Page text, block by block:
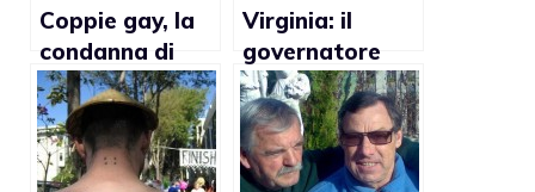
Coppie gay, la
condanna di
Strasburgo
cambierà
l’Italia?
Virginia: il
governatore
Tim Kaine e le
sue controverse
opinioni sulle
adozioni gay